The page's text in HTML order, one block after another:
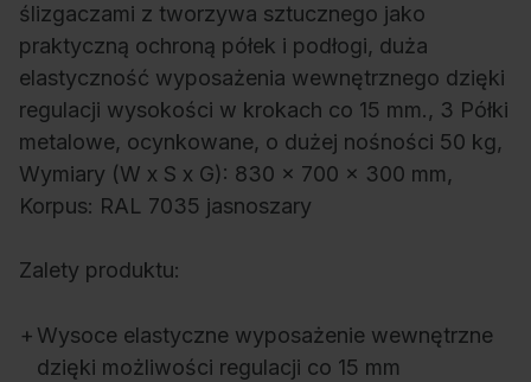
ślizgaczami z tworzywa sztucznego jako
praktyczną ochroną półek i podłogi, duża
elastyczność wyposażenia wewnętrznego dzięki
regulacji wysokości w krokach co 15 mm., 3 Półki
metalowe, ocynkowane, o dużej nośności 50 kg,
Wymiary (W x S x G): 830 x 700 x 300 mm,
Korpus: RAL 7035 jasnoszary
Zalety produktu:
+ Wysoce elastyczne wyposażenie wewnętrzne
dzięki możliwości regulacji co 15 mm